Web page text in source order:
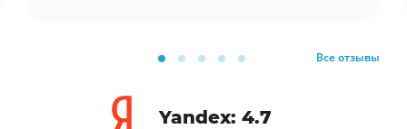
Все отзывы
Yandex: 4.7